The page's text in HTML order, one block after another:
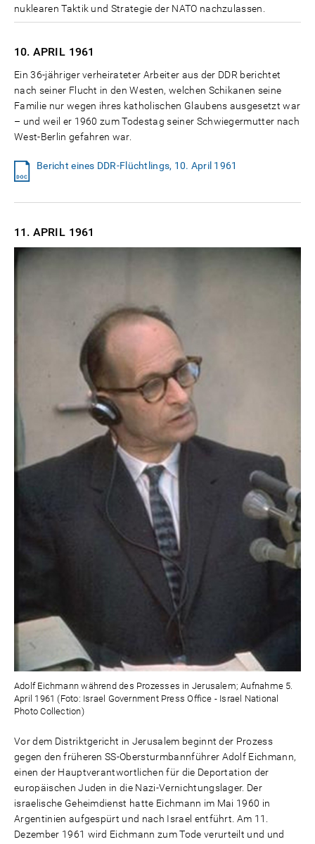
nuklearen Taktik und Strategie der NATO nachzulassen.
10. APRIL 1961
Ein 36-jähriger verheirateter Arbeiter aus der DDR berichtet
nach seiner Flucht in den Westen, welchen Schikanen seine
Familie nur wegen ihres katholischen Glaubens ausgesetzt war
– und weil er 1960 zum Todestag seiner Schwiegermutter nach
West-Berlin gefahren war.
Bericht eines DDR-Flüchtlings, 10. April 1961
11. APRIL 1961
Adolf Eichmann während des Prozesses in Jerusalem; Aufnahme 5.
April 1961 (Foto: Israel Government Press Office - Israel National
Photo Collection)
Vor dem Distriktgericht in Jerusalem beginnt der Prozess
gegen den früheren SS-Obersturmbannführer Adolf Eichmann,
einen der Hauptverantwortlichen für die Deportation der
europäischen Juden in die Nazi-Vernichtungslager. Der
israelische Geheimdienst hatte Eichmann im Mai 1960 in
Argentinien aufgespürt und nach Israel entführt. Am 11.
Dezember 1961 wird Eichmann zum Tode verurteilt und und